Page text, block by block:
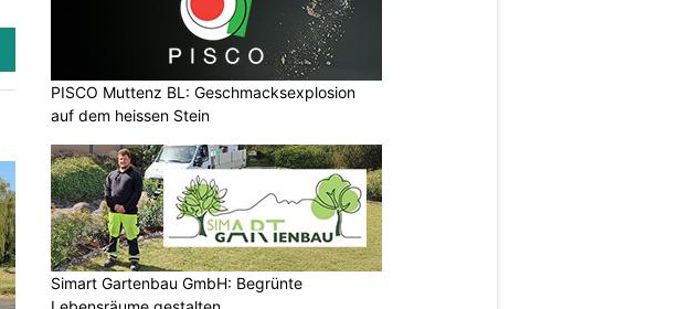
PISCO Muttenz BL: Geschmacksexplosion
auf dem heissen Stein
Simart Gartenbau GmbH: Begrünte